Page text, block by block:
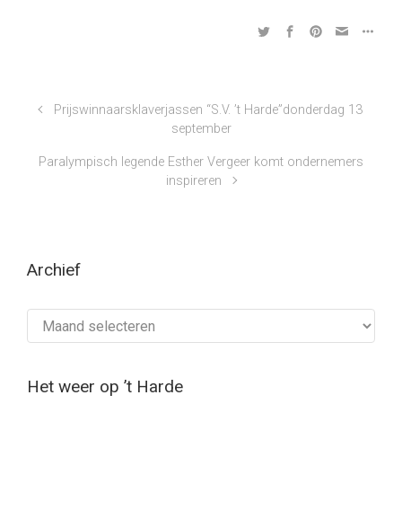
Prijswinnaarsklaverjassen “S.V. ’t Harde”donderdag 13
september
Paralympisch legende Esther Vergeer komt ondernemers
inspireren
Archief
Het weer op ’t Harde